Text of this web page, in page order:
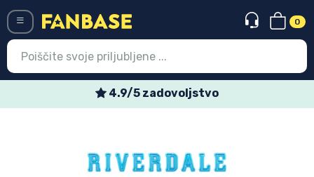
0
4.9/5 zadovoljstvo
Najnovejsi izdelki